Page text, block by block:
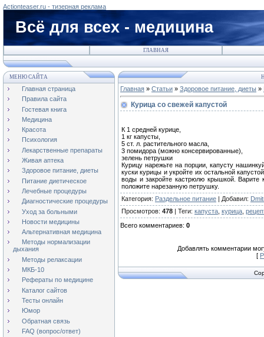
Actionteaser.ru - тизерная реклама
Всё для всех - медицина
ГЛАВНАЯ
МЕНЮ САЙТА
Главная страница
Правила сайта
Гостевая книга
Медицина
Красота
Психология
Лекарственные препараты
Живая аптека
Здоровое питание, диеты
Питание диетическое
Лечебные процедуры
Диагностические процедуры
Уход за больными
Новости медицины
Альтернативная медицина
Методы нормализации
дыхания
Методы релаксации
МКБ-10
Рефераты по медицине
Каталог сайтов
Тесты онлайн
Юмор
Обратная связь
FAQ (вопрос/ответ)
Главная » Статьи » Здоровое питание, диеты »
Курица со свежей капустой
К 1 средней курице,
1 кг капусты,
5 ст. л. растительного масла,
3 помидора (можно консервированные),
зелень петрушки
Курицу нарежьте на порции, капусту
куски курицы и укройте их остальной
воды и закройте кастрюлю крышкой. Варите
положите нарезанную петрушку.
Категория: Раздельное питание | Добавил:
Просмотров: 478 | Теги: капуста курица
Всего комментариев: 0
Добавлять комментарии
[